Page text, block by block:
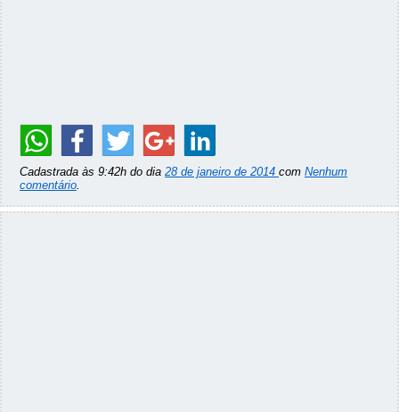
Cadastrada às 9:42h do dia 28 de janeiro de 2014 com Nenhum
comentário.